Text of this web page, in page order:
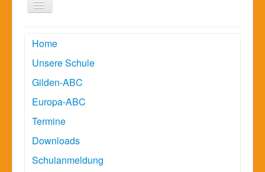
Toggle
Navigation
Home
Unsere Schule
Gilden-ABC
Europa-ABC
Termine
Downloads
Schulanmeldung